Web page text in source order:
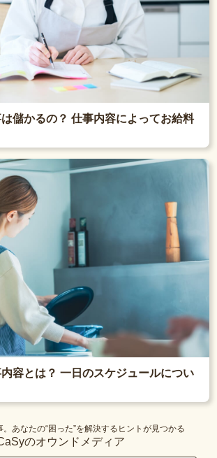
儲かるの？ 仕事内容によってお給料
容とは？ 一日のスケジュールについ
あなたの“困った”を解決するヒントが見つかる
のオウンドメディア